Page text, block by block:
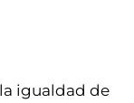
igualdad de